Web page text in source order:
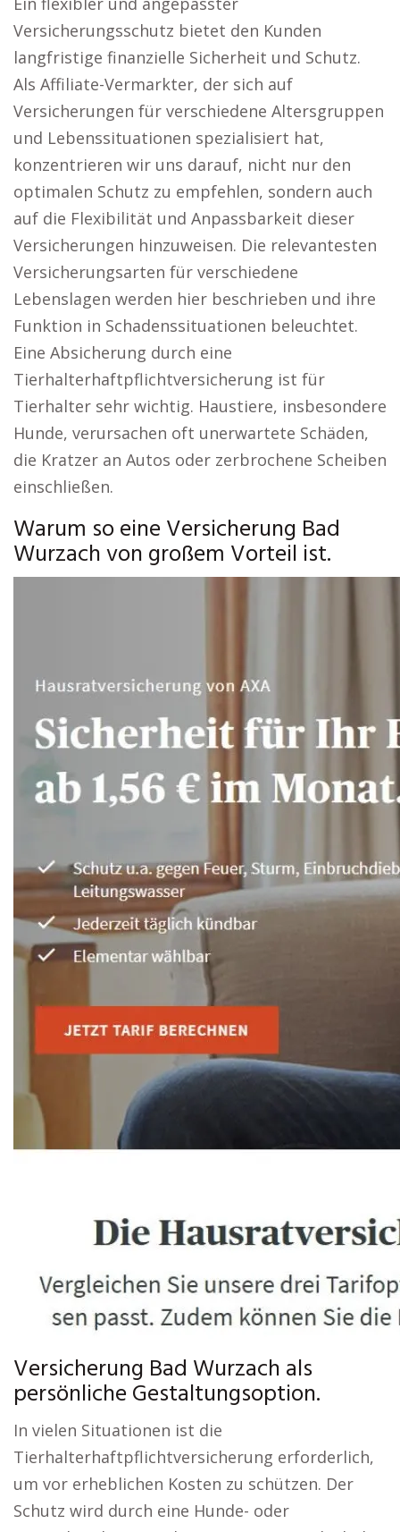
Versicherungsschutz bietet den Kunden
langfristige finanzielle Sicherheit und Schutz.
Als Affiliate-Vermarkter, der sich auf
Versicherungen für verschiedene Altersgruppen
und Lebenssituationen spezialisiert hat,
konzentrieren wir uns darauf, nicht nur den
optimalen Schutz zu empfehlen, sondern auch
auf die Flexibilität und Anpassbarkeit dieser
Versicherungen hinzuweisen. Die relevantesten
Versicherungsarten für verschiedene
Lebenslagen werden hier beschrieben und ihre
Funktion in Schadenssituationen beleuchtet.
Eine Absicherung durch eine
Tierhalterhaftpflichtversicherung ist für
Tierhalter sehr wichtig. Haustiere, insbesondere
Hunde, verursachen oft unerwartete Schäden,
die Kratzer an Autos oder zerbrochene Scheiben
einschließen.
Warum so eine Versicherung Bad
Wurzach von großem Vorteil ist.
Versicherung Bad Wurzach als
persönliche Gestaltungsoption.
In vielen Situationen ist die
Tierhalterhaftpflichtversicherung erforderlich,
um vor erheblichen Kosten zu schützen. Der
Schutz wird durch eine Hunde- oder